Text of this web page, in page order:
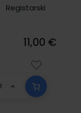
Registarski
11,00 €